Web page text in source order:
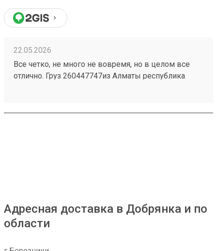
22.05.2026
Все четко, не много не вовремя, но в целом все
отлично. Груз 260447747из Алматы республика
погрузить . 4 звёзды только за неправильную
Адресная доставка в Добрянка и по
области